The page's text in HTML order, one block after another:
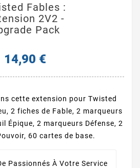
Fables :
2V2 -
Pack
14,90 €
cette extension pour Twisted
2 fiches de Fable, 2 marqueurs
Épique, 2 marqueurs Défense, 2
60 cartes de base.
Passionnés À Votre Service